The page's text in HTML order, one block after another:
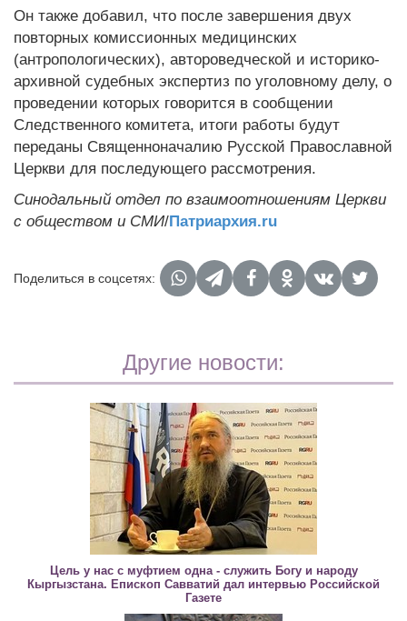
Он также добавил, что после завершения двух
повторных комиссионных медицинских
(антропологических), автороведческой и историко-
архивной судебных экспертиз по уголовному делу, о
проведении которых говорится в сообщении
Следственного комитета, итоги работы будут
переданы Священноначалию Русской Православной
Церкви для последующего рассмотрения.
Синодальный отдел по взаимоотношениям Церкви
с обществом и СМИ/Патриархия.ru
Поделиться в соцсетях:
Другие новости:
Цель у нас с муфтием одна - служить Богу и народу
Кыргызстана. Епископ Савватий дал интервью Российской
Газете